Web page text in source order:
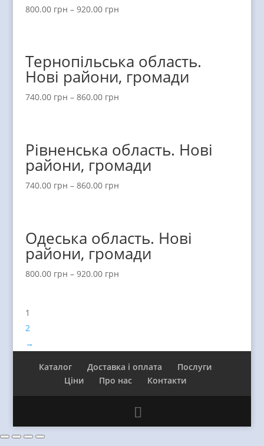
800.00 грн – 920.00 грн
Тернопільська область.
Нові райони, громади
740.00 грн – 860.00 грн
Рівненська область. Нові
райони, громади
740.00 грн – 860.00 грн
Одеська область. Нові
райони, громади
800.00 грн – 920.00 грн
1
2
→
Каталог Доставка і оплата
Послуги
Ціни
Про нас Контакти